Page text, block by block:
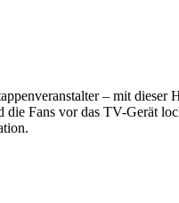
– mit dieser
Fans vor das TV-Gerät